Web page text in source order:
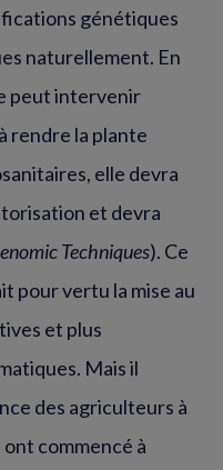
génétiques
naturellement. En
peut intervenir
rendre la plante
elle devra
et devra
Techniques). Ce
pour vertu la mise au
et plus
Mais il
des agriculteurs à
commencé à